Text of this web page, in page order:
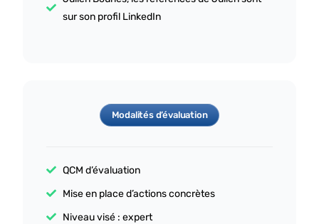
sur son profil LinkedIn
Modalités d’évaluation
QCM d’évaluation
Mise en place d’actions concrètes
Niveau visé : expert